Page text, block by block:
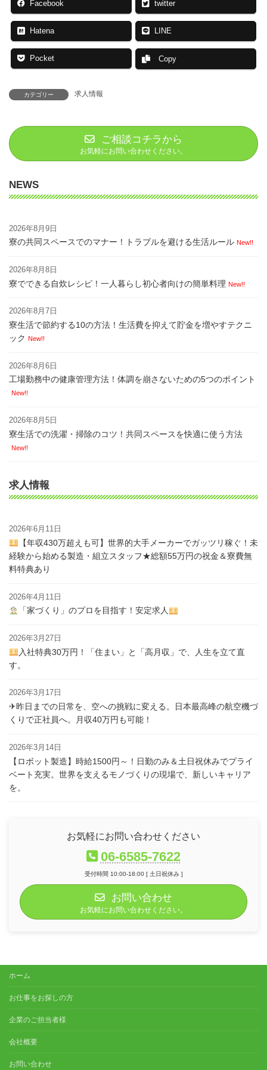
Facebook twitter
Hatena LINE
Pocket Copy
カテゴリー 求人情報
ご相談コチラから
お気軽にお問い合わせください。
NEWS
2026年8月9日
寮の共同スペースでのマナー！トラブルを避ける生活ルール New!!
2026年8月8日
寮でできる自炊レシピ！一人暮らし初心者向けの簡単料理 New!!
2026年8月7日
寮生活で節約する10の方法！生活費を抑えて貯金を増やすテクニ
ック New!!
2026年8月6日
工場勤務中の健康管理方法！体調を崩さないための5つのポイント
New!!
2026年8月5日
寮生活での洗濯・掃除のコツ！共同スペースを快適に使う方法
New!!
求人情報
2026年6月11日
【年収430万超えも可】世界的大手メーカーでガッツリ稼ぐ！未
経験から始める製造・組立スタッフ★総額55万円の祝金＆寮費無
料特典あり
2026年4月11日
「家づくり」のプロを目指す！安定求人
2026年3月27日
入社特典30万円！「住まい」と「高月収」で、人生を立て直
す。
2026年3月17日
✈昨日までの日常を、空への挑戦に変える。日本最高峰の航空機づ
くりで正社員へ。月収40万円も可能！
2026年3月14日
【ロボット製造】時給1500円～！日勤のみ＆土日祝休みでプライ
ベート充実。世界を支えるモノづくりの現場で、新しいキャリア
を。
お気軽にお問い合わせください
06-6585-7622
受付時間 10:00-18:00 [ 土日祝休み ]
お問い合わせ
お気軽にお問い合わせください。
ホーム
お仕事をお探しの方
企業のご担当者様
会社概要
お問い合わせ